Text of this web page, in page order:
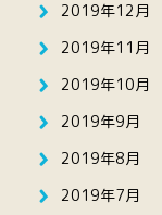
2019年12月
2019年11月
2019年10月
2019年9月
2019年8月
2019年7月